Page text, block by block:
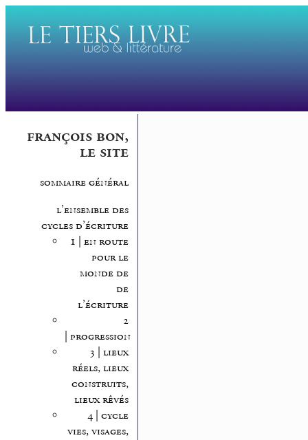
françois bon,
le site
sommaire général
l’ensemble des
cycles d’écriture
1 | en route
pour le
monde de
de
l’écriture
2
| progression
3 | lieux
réels, lieux
construits,
lieux rêvés
4 | cycle
vies, visages,